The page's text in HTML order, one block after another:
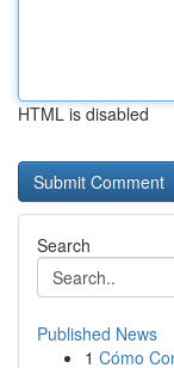
HTML is disabled
Search
Published News
1 Cómo